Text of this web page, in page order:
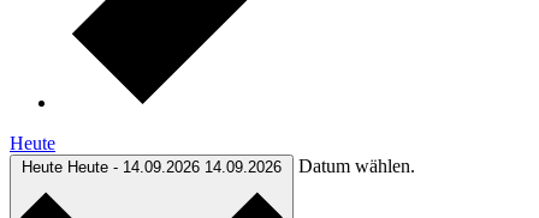
Heute
Heute Heute - 14.09.2026 14.09.2026 Datum wählen.